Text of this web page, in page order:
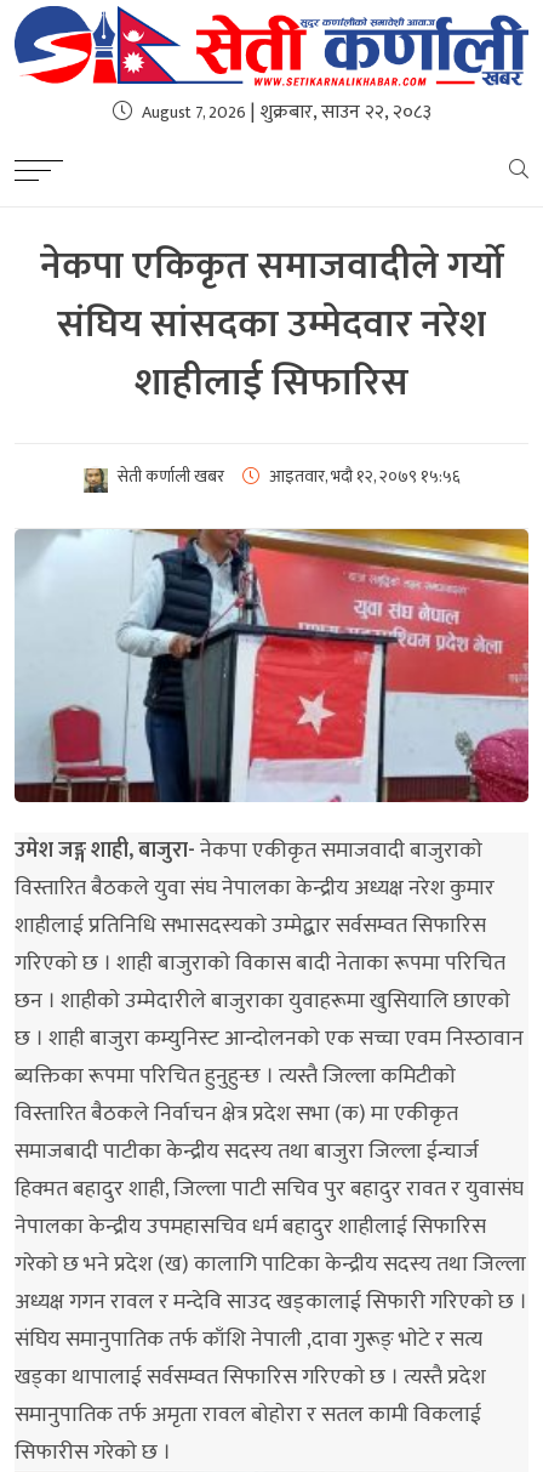
August 7, 2026 | शुक्रबार, साउन २२, २०८३
नेकपा एकिकृत समाजवादीले गर्यो
संघिय सांसदका उम्मेदवार नरेश
शाहीलाई सिफारिस
सेती कर्णाली खबर आइतवार, भदौ १२, २०७९ १५:५६
उमेश जङ्ग शाही, बाजुरा-नेकपा एकीकृत समाजवादी बाजुराकाे
विस्तारित बैठकले युवा संघ नेपालका केन्द्रीय अध्यक्ष नरेश कुमार
शाहीलाई प्रतिनिधि सभासदस्यकाे उम्मेद्बार सर्वसम्वत सिफारिस
गरिएकाे छ । शाही बाजुराकाे विकास बादी नेताका रूपमा परिचित
छन । शाहीकाे उम्मेदारीले बाजुराका युवाहरूमा खुसियालि छाएकाे
छ । शाही बाजुरा कम्युनिस्ट आन्दाेलनकाे एक सच्चा एवम निस्ठावान
ब्यक्तिका रूपमा परिचित हुनुहुन्छ । त्यस्तै जिल्ला कमिटीकाे
विस्तारित बैठकले निर्वाचन क्षेत्र प्रदेश सभा (क) मा एकीकृत
समाजबादी पाटीका केन्द्रीय सदस्य तथा बाजुरा जिल्ला ईन्चार्ज
हिक्मत बहादुर शाही, जिल्ला पाटी सचिव पुर बहादुर रावत र युवासंघ
नेपालका केन्द्रीय उपमहासचिव धर्म बहादुर शाहीलाई सिफारिस
गरेकाे छ भने प्रदेश (ख) कालागि पाटिका केन्द्रीय सदस्य तथा जिल्ला
अध्यक्ष गगन रावल र मन्देवि साउद खड्कालाई सिफारी गरिएकाे छ ।
संघिय समानुपातिक तर्फ काँशि नेपाली ,दावा गुरूङ् भाेटे र सत्य
खड्का थापालाई सर्वसम्वत सिफारिस गरिएकाे छ । त्यस्तै प्रदेश
समानुपातिक तर्फ अमृता रावल बाेहाेरा र सतल कामी विकलाई
सिफारीस गरेकाे छ ।